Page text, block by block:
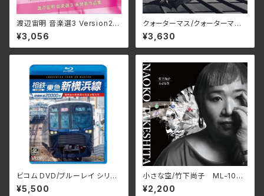
渡辺宙明 音楽選3 Version2/
田中由美子、根本由美、成松こだ
ま 3SCD-0072(仕様:CD)
¥3,056
クォーターマス/クォーターマ
ス BELLE-264426(仕様:SH
M-CD)
¥3,630
ビコム DVD/ブルーレイ シリー
ズ 相模鉄道20000系 相鉄・
東急新横浜線 4K撮影作品 湘
¥5,500
小さな空/竹下尚子 ML-1048
(仕様:CD)
¥2,200